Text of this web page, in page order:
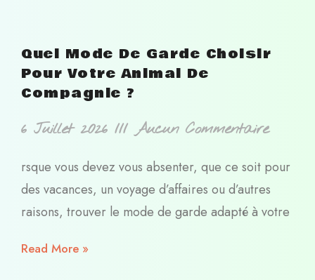
Quel Mode De Garde Choisir
Pour Votre Animal De
Compagnie ?
6 Juillet 2026 Aucun Commentaire
rsque vous devez vous absenter, que ce soit pour
des vacances, un voyage d’affaires ou d’autres
raisons, trouver le mode de garde adapté à votre
Read More »